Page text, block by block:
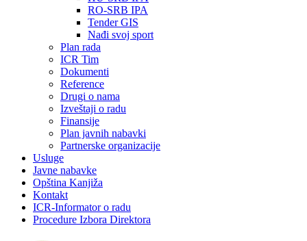
RO-SRB IPA
Tender GIS
Nađi svoj sport
Plan rada
ICR Tim
Dokumenti
Reference
Drugi o nama
Izveštaji o radu
Finansije
Plan javnih nabavki
Partnerske organizacije
Usluge
Javne nabavke
Opština Kanjiža
Kontakt
ICR-Informator o radu
Procedure Izbora Direktora